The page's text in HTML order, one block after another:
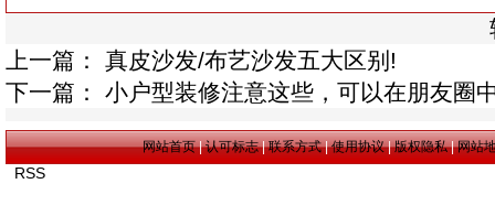
上一篇： 真皮沙发/布艺沙发五大区别!
下一篇： 小户型装修注意这些，可以在朋友圈
网站首页|认可标志|联系方式|使用协议|版权隐私|网站
RSS